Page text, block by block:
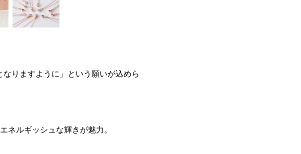
なりますように」という願いが込めら
ネルギッシュな輝きが魅力。